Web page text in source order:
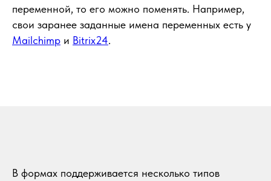
переменной, то его можно поменять. Например,
свои заранее заданные имена переменных есть у
Mailchimp и Bitrix24.
В формах поддерживается несколько типов